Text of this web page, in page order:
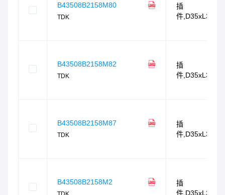
B43508B2158M80
TDK
插
件
B43508B2158M82
TDK
插
件
B43508B2158M87
TDK
插
件
B43508B2158M2
插
件